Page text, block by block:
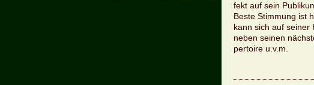
fekt auf sein
Beste Stim­mung ist
kann sich auf sei­ner
neben sei­nen
per­toire u.v.m.